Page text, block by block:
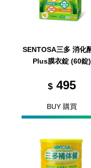
SENTOSA三多 消化酵素
Plus膜衣錠 (60錠)
$495
BUY 購買